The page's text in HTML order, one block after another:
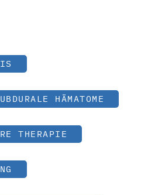
HÄMATOME
THERAPIE